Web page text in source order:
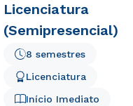
Licenciatura
(Semipresencial)
Licenciatura
8 semestres
Início Imediato